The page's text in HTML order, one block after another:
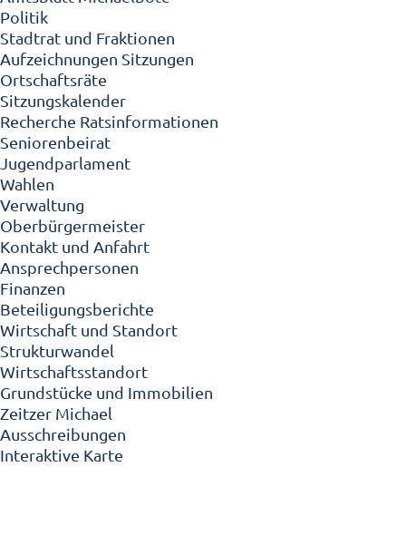
Politik
Stadtrat und Fraktionen
Aufzeichnungen Sitzungen
Ortschaftsräte
Sitzungskalender
Recherche Ratsinformationen
Seniorenbeirat
Jugendparlament
Wahlen
Verwaltung
Oberbürgermeister
Kontakt und Anfahrt
Ansprechpersonen
Finanzen
Beteiligungsberichte
Wirtschaft und Standort
Strukturwandel
Wirtschaftsstandort
Grundstücke und Immobilien
Zeitzer Michael
Ausschreibungen
Interaktive Karte